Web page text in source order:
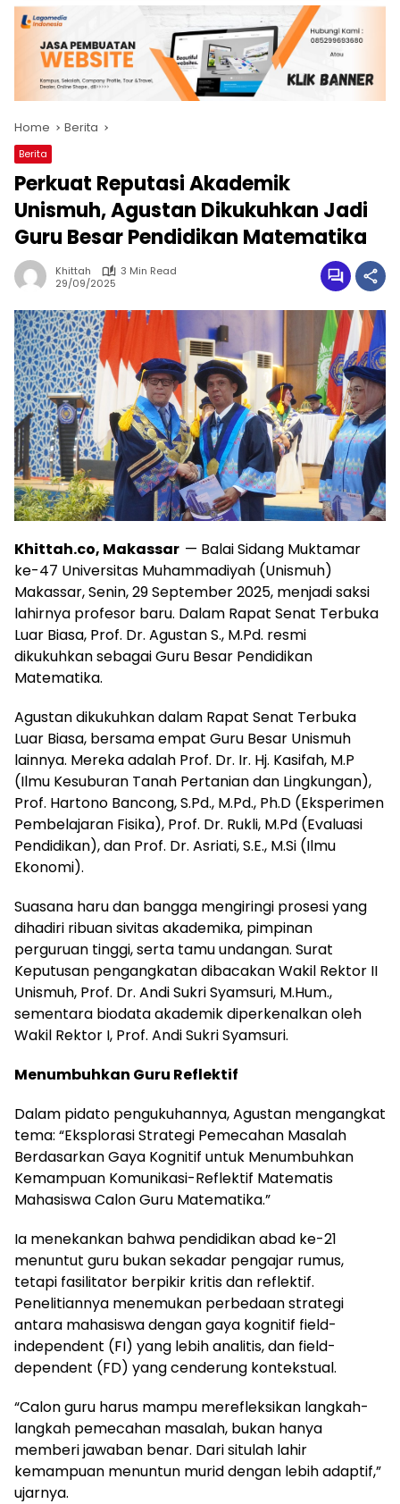
Home Berita
Berita
Perkuat Reputasi Akademik
Unismuh, Agustan Dikukuhkan Jadi
Guru Besar Pendidikan Matematika
Khittah
3 Min Read
29/09/2025
Khittah.co, Makassar — Balai Sidang Muktamar
ke-47 Universitas Muhammadiyah (Unismuh)
Makassar, Senin, 29 September 2025, menjadi saksi
lahirnya profesor baru. Dalam Rapat Senat Terbuka
Luar Biasa, Prof. Dr. Agustan S., M.Pd. resmi
dikukuhkan sebagai Guru Besar Pendidikan
Matematika.
Agustan dikukuhkan dalam Rapat Senat Terbuka
Luar Biasa, bersama empat Guru Besar Unismuh
lainnya. Mereka adalah Prof. Dr. Ir. Hj. Kasifah, M.P
(Ilmu Kesuburan Tanah Pertanian dan Lingkungan),
Prof. Hartono Bancong, S.Pd., M.Pd., Ph.D (Eksperimen
Pembelajaran Fisika), Prof. Dr. Rukli, M.Pd (Evaluasi
Pendidikan), dan Prof. Dr. Asriati, S.E., M.Si (Ilmu
Ekonomi).
Suasana haru dan bangga mengiringi prosesi yang
dihadiri ribuan sivitas akademika, pimpinan
perguruan tinggi, serta tamu undangan. Surat
Keputusan pengangkatan dibacakan Wakil Rektor II
Unismuh, Prof. Dr. Andi Sukri Syamsuri, M.Hum.,
sementara biodata akademik diperkenalkan oleh
Wakil Rektor I, Prof. Andi Sukri Syamsuri.
Menumbuhkan Guru Reflektif
Dalam pidato pengukuhannya, Agustan mengangkat
tema: “Eksplorasi Strategi Pemecahan Masalah
Berdasarkan Gaya Kognitif untuk Menumbuhkan
Kemampuan Komunikasi-Reflektif Matematis
Mahasiswa Calon Guru Matematika.”
Ia menekankan bahwa pendidikan abad ke-21
menuntut guru bukan sekadar pengajar rumus,
tetapi fasilitator berpikir kritis dan reflektif.
Penelitiannya menemukan perbedaan strategi
antara mahasiswa dengan gaya kognitif field-
independent (FI) yang lebih analitis, dan field-
dependent (FD) yang cenderung kontekstual.
“Calon guru harus mampu merefleksikan langkah-
langkah pemecahan masalah, bukan hanya
memberi jawaban benar. Dari situlah lahir
kemampuan menuntun murid dengan lebih adaptif,”
ujarnya.